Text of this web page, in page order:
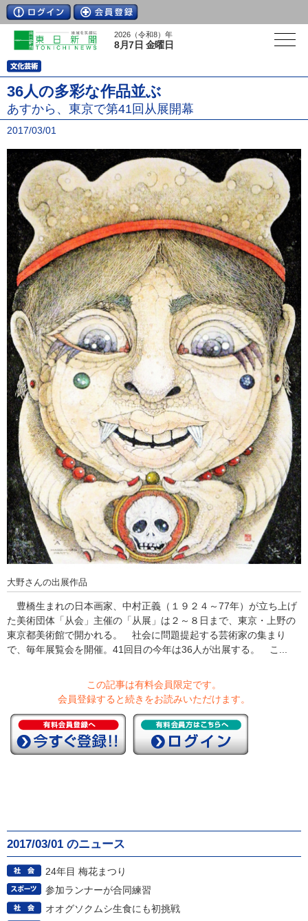
2026（令和8）年
8月7日 金曜日
36人の多彩な作品並ぶ
あすから、東京で第41回从展開幕
2017/03/01
大野さんの出展作品
豊橋生まれの日本画家、中村正義（１９２４～77年）が立ち上げ
た美術団体「从会」主催の「从展」は２～８日まで、東京・上野の
東京都美術館で開かれる。 社会に問題提起する芸術家の集まり
で、毎年展覧会を開催。41回目の今年は36人が出展する。 こ...
この記事は有料会員限定です。
会員登録すると続きをお読みいただけます。
2017/03/01 のニュース
24年目 梅花まつり
参加ランナーが合同練習
オオグソクムシ生食にも初挑戦